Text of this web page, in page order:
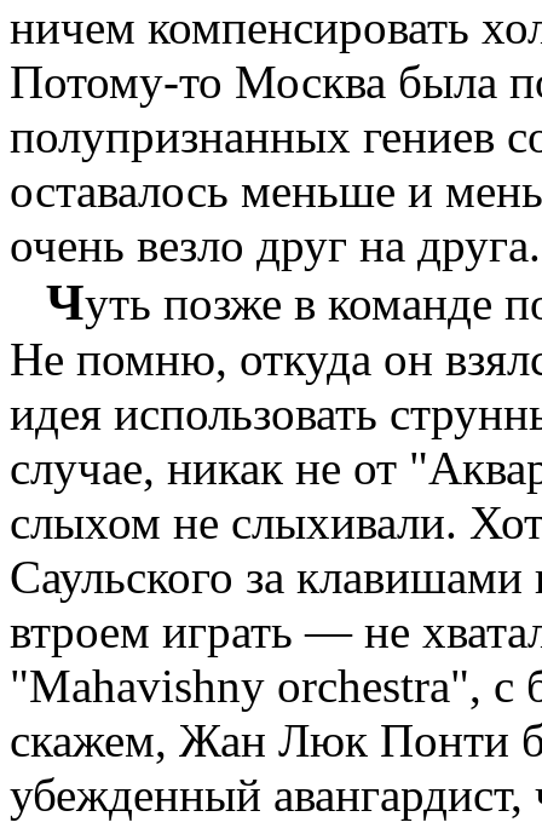
ничем компенсировать
Потому-то Москва была
полупризнанных гениев
оставалось меньше и
очень везло друг на друга.
Чуть позже в команде
Не помню, откуда он
идея использовать
случае, никак не от
слыхом не слыхивали.
Саульского за
втроем играть — не
"Mahavishny orchestra", с
скажем, Жан Люк Понти
убежденный авангардист,